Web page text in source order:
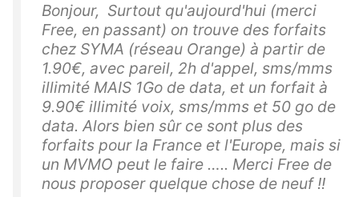
Bonjour, Surtout qu'aujourd'hui (merci
Free, en passant) on trouve des forfaits
chez SYMA (réseau Orange) à partir de
1.90€, avec pareil, 2h d'appel, sms/mms
illimité MAIS 1Go de data, et un forfait à
9.90€ illimité voix, sms/mms et 50 go de
data. Alors bien sûr ce sont plus des
forfaits pour la France et l'Europe, mais si
un MVMO peut le faire ….. Merci Free de
nous proposer quelque chose de neuf !!